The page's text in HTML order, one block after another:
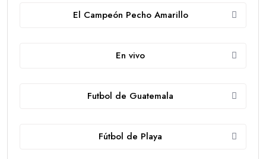
El Campeón Pecho Amarillo
En vivo
Futbol de Guatemala
Fútbol de Playa